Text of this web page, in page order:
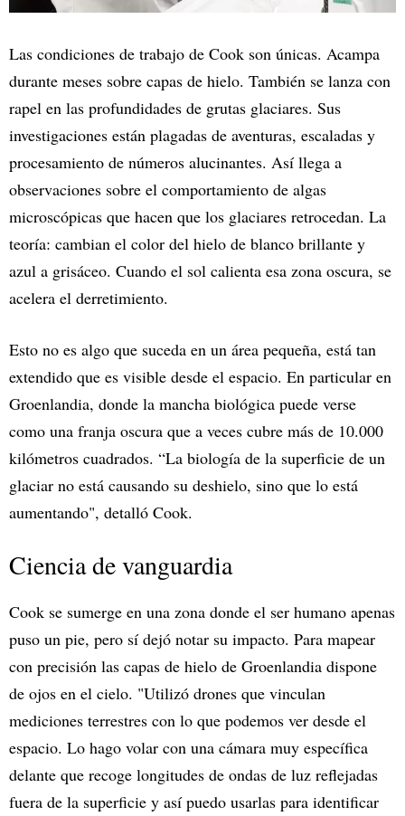
Las condiciones de trabajo de Cook son únicas. Acampa
durante meses sobre capas de hielo. También se lanza con
rapel en las profundidades de grutas glaciares. Sus
investigaciones están plagadas de aventuras, escaladas y
procesamiento de números alucinantes. Así llega a
observaciones sobre el comportamiento de algas
microscópicas que hacen que los glaciares retrocedan. La
teoría: cambian el color del hielo de blanco brillante y
azul a grisáceo. Cuando el sol calienta esa zona oscura, se
acelera el derretimiento.
Esto no es algo que suceda en un área pequeña, está tan
extendido que es visible desde el espacio. En particular en
Groenlandia, donde la mancha biológica puede verse
como una franja oscura que a veces cubre más de 10.000
kilómetros cuadrados. “La biología de la superficie de un
glaciar no está causando su deshielo, sino que lo está
aumentando", detalló Cook.
Ciencia de vanguardia
Cook se sumerge en una zona donde el ser humano apenas
puso un pie, pero sí dejó notar su impacto. Para mapear
con precisión las capas de hielo de Groenlandia dispone
de ojos en el cielo. "Utilizó drones que vinculan
mediciones terrestres con lo que podemos ver desde el
espacio. Lo hago volar con una cámara muy específica
delante que recoge longitudes de ondas de luz reflejadas
fuera de la superficie y así puedo usarlas para identificar